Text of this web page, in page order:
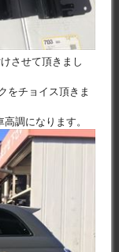
させて頂きまし
をチョイス頂きま
調になります。